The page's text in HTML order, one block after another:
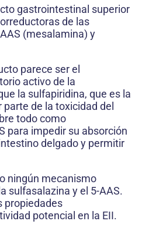
gastrointestinal superior
de las
(mesalamina) y
parece ser el
activo de la
la sulfapiridina, que es la
de la toxicidad del
todo como
para impedir su absorción
delgado y permitir
ningún mecanismo
sulfasalazina y el 5-AAS.
propiedades
potencial en la EII.